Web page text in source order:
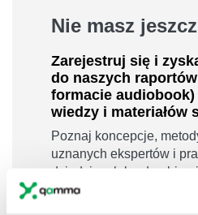
Nie masz
Zarejestruj się i
do naszych
formacie audiobook)
wiedzy i materiałów
Poznaj koncepcje,
uznanych ekspertów i
dziedzinach leadershipu
sprzedaży, zarządzania